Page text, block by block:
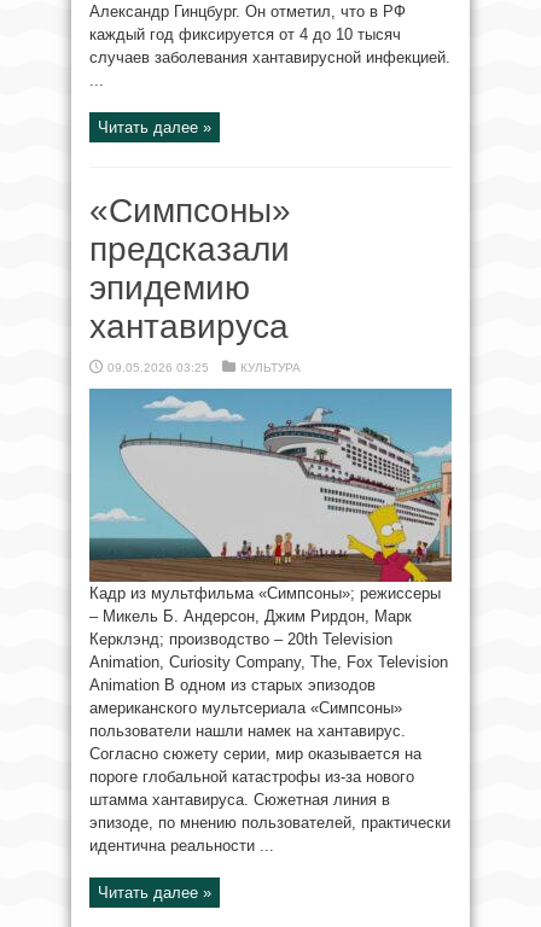
Александр Гинцбург. Он отметил, что в РФ
каждый год фиксируется от 4 до 10 тысяч
случаев заболевания хантавирусной инфекцией.
...
Читать далее »
«Симпсоны»
предсказали
эпидемию
хантавируса
09.05.2026 03:25 КУЛЬТУРА
Кадр из мультфильма «Симпсоны»; режиссеры
– Микель Б. Андерсон, Джим Рирдон, Марк
Керклэнд; производство – 20th Television
Animation, Curiosity Company, The, Fox Television
Animation В одном из старых эпизодов
американского мультсериала «Симпсоны»
пользователи нашли намек на хантавирус.
Согласно сюжету серии, мир оказывается на
пороге глобальной катастрофы из-за нового
штамма хантавируса. Сюжетная линия в
эпизоде, по мнению пользователей, практически
идентична реальности ...
Читать далее »